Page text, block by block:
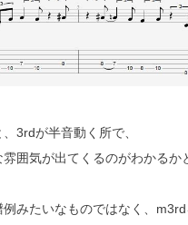
3rdが半音動く所で、
囲気が出てくるのがわかるか
みたいなものではなく、